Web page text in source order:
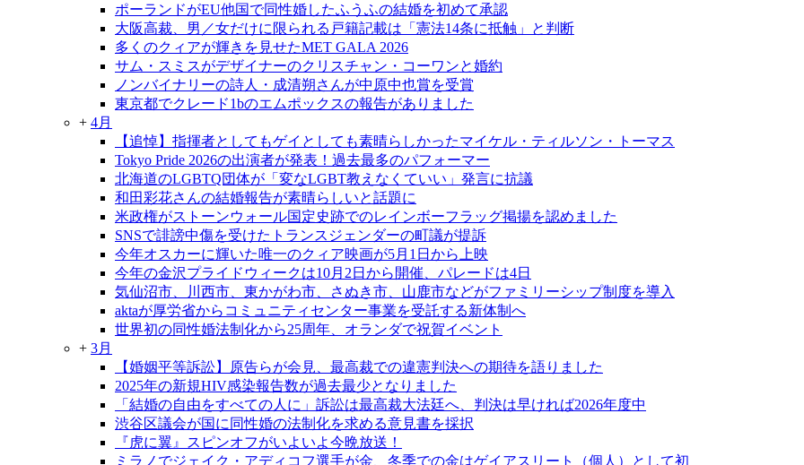
ポーランドがEU他国で同性婚したふうふの結婚を初めて承認
大阪高裁、男／女だけに限られる戸籍記載は「憲法14条に抵触」と判断
多くのクィアが輝きを見せたMET GALA 2026
サム・スミスがデザイナーのクリスチャン・コーワンと婚約
ノンバイナリーの詩人・成清朔さんが中原中也賞を受賞
東京都でクレード1bのエムポックスの報告がありました
+ 4月
【追悼】指揮者としてもゲイとしても素晴らしかったマイケル・ティルソン・トーマス
Tokyo Pride 2026の出演者が発表！過去最多のパフォーマー
北海道のLGBTQ団体が「変なLGBT教えなくていい」発言に抗議
和田彩花さんの結婚報告が素晴らしいと話題に
米政権がストーンウォール国定史跡でのレインボーフラッグ掲揚を認めました
SNSで誹謗中傷を受けたトランスジェンダーの町議が提訴
今年オスカーに輝いた唯一のクィア映画が5月1日から上映
今年の金沢プライドウィークは10月2日から開催、パレードは4日
気仙沼市、川西市、東かがわ市、さぬき市、山鹿市などがファミリーシップ制度を導入
aktaが厚労省からコミュニティセンター事業を受託する新体制へ
世界初の同性婚法制化から25周年、オランダで祝賀イベント
+ 3月
【婚姻平等訴訟】原告らが会見、最高裁での違憲判決への期待を語りました
2025年の新規HIV感染報告数が過去最少となりました
「結婚の自由をすべての人に」訴訟は最高裁大法廷へ、判決は早ければ2026年度中
渋谷区議会が国に同性婚の法制化を求める意見書を採択
『虎に翼』スピンオフがいよいよ今晩放送！
ミラノでジェイク・アディコフ選手が金、冬季での金はゲイアスリート（個人）として初